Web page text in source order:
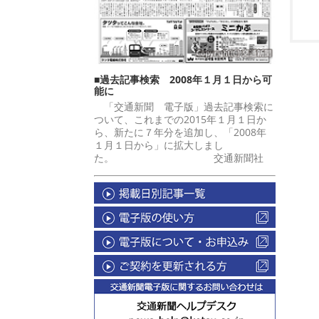
■過去記事検索 2008年１月１日から可
能に
「交通新聞 電子版」過去記事検索に
ついて、これまでの2015年１月１日か
ら、新たに７年分を追加し、「2008年
１月１日から」に拡大しまし
た。 交通新聞社